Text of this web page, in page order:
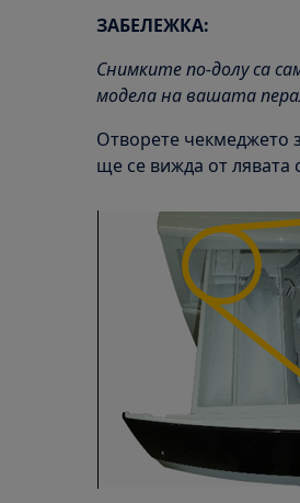
ЗАБЕЛЕЖКА:
Снимките по-долу са
модела на вашата
Отворете чекмеджето
ще се вижда от лявата